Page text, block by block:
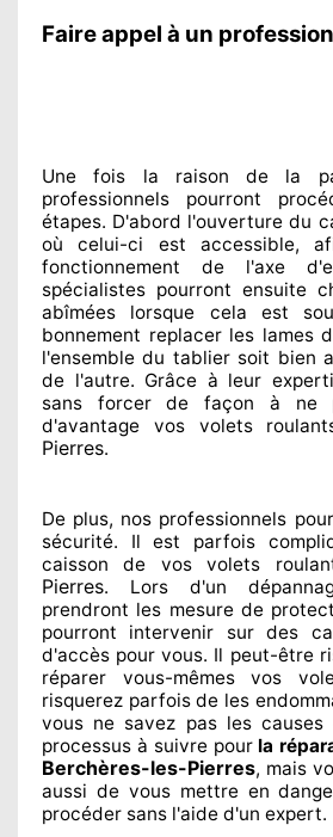
Faire appel à un
Une fois la raison de la
professionnels pourront
étapes. D'abord l'ouverture du
où celui-ci est accessible,
fonctionnement de l'axe
spécialistes pourront ensuite
abîmées lorsque cela est
bonnement replacerles lames
l'ensemble du tablier soit bien
de l'autre. Grâce à leur
sans forcer de façon à ne
d'avantage vos volets
Pierres.
De plus, nos professionnels
sécurité. Il est parfois
caisson de vos volets
Pierres. Lors d'un
prendront les mesure de
pourront intervenir sur des
d'accès pour vous. Il peut-être
réparer vous-mêmes vos
risquerez parfois de les
vous ne savez pas les
processus à suivre pour la
Berchères-les-Pierres, mais
aussi de vous mettre en
procéder sans l'aide d'un expert.